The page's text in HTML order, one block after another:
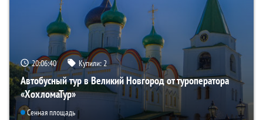
20:06:39 Купили:2
Автобусный тур в Великий Новгород от туроператора
«ХохломаТур»
Сенная площадь